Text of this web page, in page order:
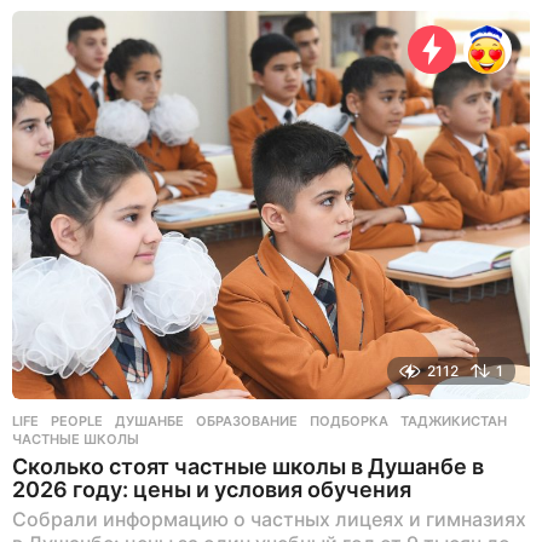
ч
а
с
о
в
н
а
з
а
д
2112 1
LIFE ,PEOPLE ДУШАНБЕ ,ОБРАЗОВАНИЕ ,ПОДБОРКА ,ТАДЖИКИСТАН
ЧАСТНЫЕ ШКОЛЫ
Сколько стоят частные школы в Душанбе в
2026 году: цены и условия обучения
Собрали информацию о частных лицеях и гимназиях